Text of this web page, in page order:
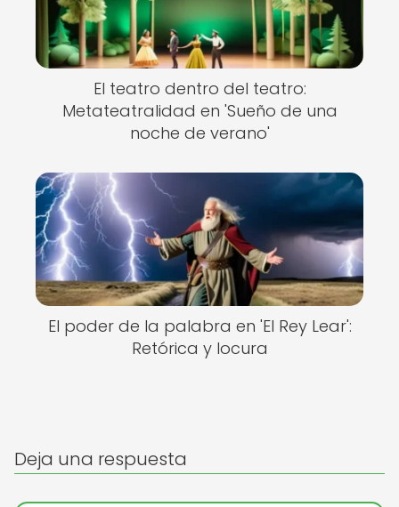
El teatro dentro del teatro:
Metateatralidad en 'Sueño de una
noche de verano'
El poder de la palabra en 'El Rey Lear':
Retórica y locura
Deja una respuesta